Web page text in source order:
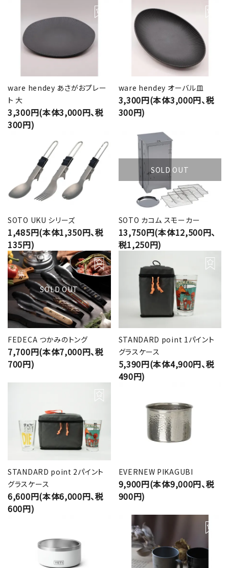
ware hendey あさがおプレー
ト 大
3,300円(本体3,000円、税
300円)
ware hendey オーバル皿
3,300円(本体3,000円、税
300円)
SOTO UKU シリーズ
1,485円(本体1,350円、税
135円)
SOLD OUT
SOTO カコム スモーカー
13,750円(本体12,500円、
税1,250円)
SOLD OUT
FEDECA つかみのトング
7,700円(本体7,000円、税
700円)
STANDARD point 1パイント
グラスケース
5,390円(本体4,900円、税
490円)
STANDARD point 2パイント
グラスケース
6,600円(本体6,000円、税
600円)
EVERNEW PIKAGUBI
9,900円(本体9,000円、税
900円)